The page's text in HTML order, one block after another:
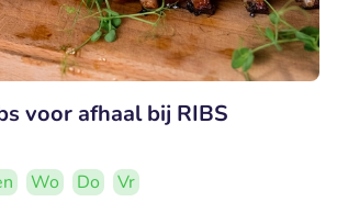
voor afhaal bij RIBS
Wo Do
Vr